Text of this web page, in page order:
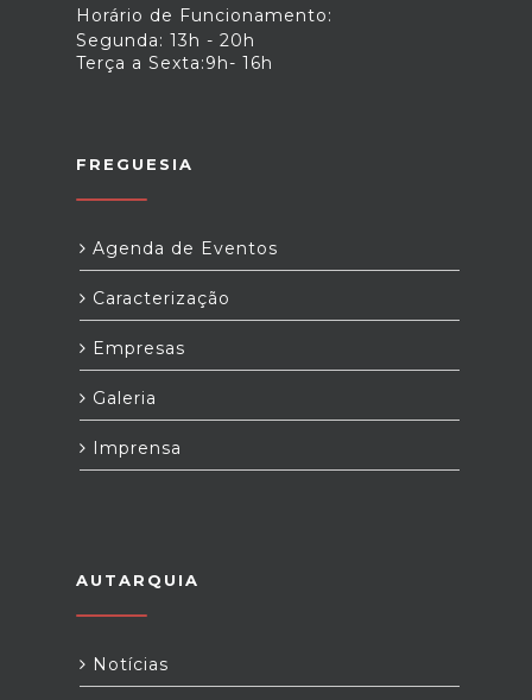
Horário de Funcionamento:
Segunda: 13h - 20h
Terça a Sexta:9h- 16h
FREGUESIA
Agenda de Eventos
Caracterização
Empresas
Galeria
Imprensa
AUTARQUIA
Notícias